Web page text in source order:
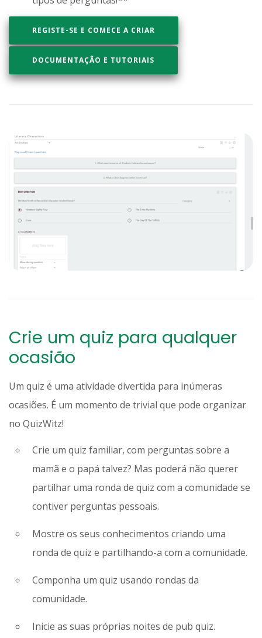
REGISTE-SE E COMECE A CRIAR
DOCUMENTAÇÃO E TUTORIAIS
Crie um quiz para qualquer
ocasião
Um quiz é uma atividade divertida para inúmeras
ocasiões. É um momento de trivial que pode organizar
no QuizWitz!
Crie um quiz familiar, com perguntas sobre a
mamã e o papá talvez? Mas poderá não querer
partilhar uma ronda de quiz com a comunidade se
contiver perguntas pessoais.
Mostre os seus conhecimentos criando uma
ronda de quiz e partilhando-a com a comunidade.
Componha um quiz usando rondas da
comunidade.
Inicie as suas próprias noites de pub quiz.